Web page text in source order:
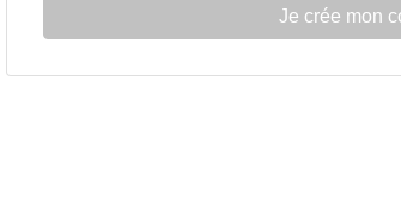
Je crée mon